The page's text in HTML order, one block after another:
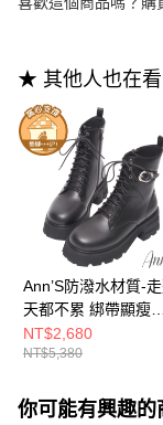
★ 其他人也在看
Ann’S防潑水材質-
天都不累 綁帶顯瘦
靴6cm-黑
NT$2,680
NT$5,380
你可能有興趣的